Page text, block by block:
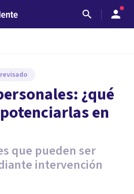
¿qué
en
que pueden ser
intervención